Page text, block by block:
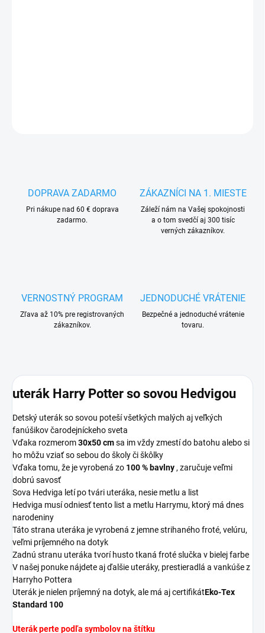
DOPRAVA ZADARMO
Pri nákupe nad 60 € doprava
zadarmo.
ZÁKAZNÍCI NA 1. MIESTE
Záleží nám na Vašej spokojnosti
a o tom svedčí aj 300 tisíc
verných zákazníkov.
VERNOSTNÝ PROGRAM
Zľava až 10% pre registrovaných
zákazníkov.
JEDNODUCHÉ VRÁTENIE
Bezpečné a jednoduché vrátenie
tovaru.
uterák Harry Potter so sovou Hedvigou
Detský uterák so sovou poteší všetkých malých aj veľkých
fanúšikov čarodejníckeho sveta
Vďaka rozmerom30x50 cmsa im vždy zmestí do batohu alebo si
ho môžu vziať so sebou do školy či škôlky
Vďaka tomu, že je vyrobená zo 100 % bavlny , zaručuje veľmi
dobrú savosť
Sova Hedviga letí po tvári uteráka, nesie metlu a list
Hedviga musí odniesť tento list a metlu Harrymu, ktorý má dnes
narodeniny
Táto strana uteráka je vyrobená z jemne strihaného froté, velúru,
veľmi príjemného na dotyk
Zadnú stranu uteráka tvorí husto tkaná froté slučka v bielej farbe
V našej ponuke nájdete aj ďalšie uteráky, prestieradlá a vankúše z
Harryho Pottera
Uterák je nielen príjemný na dotyk, ale má aj certifikátEko-Tex
Standard 100
Uterák perte podľa symbolov na štítku